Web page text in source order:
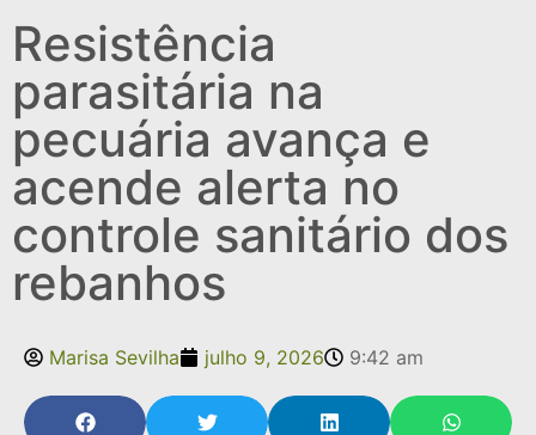
Resistência
parasitária na
pecuária avança e
acende alerta no
controle sanitário dos
rebanhos
Marisa Sevilha julho 9, 2026 9:42 am